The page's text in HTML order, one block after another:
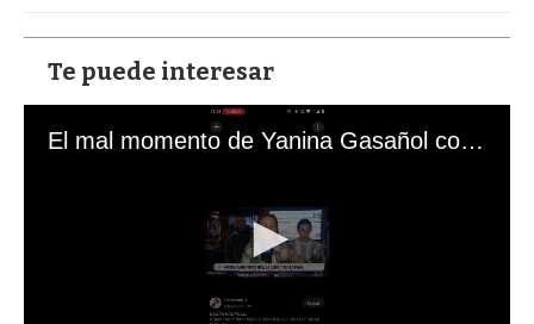
Te puede interesar
El mal momento de Yanina Gasañol con un hincha argentino en "Subrayado"